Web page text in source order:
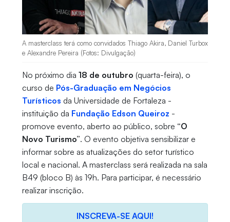
A masterclass terá como convidados Thiago Akira, Daniel Turbox
e Alexandre Pereira (Fotos: Divulgação)
No próximo dia 18 de outubro (quarta-feira), o
curso de Pós-Graduação em Negócios
Turísticos da Universidade de Fortaleza -
instituição da Fundação Edson Queiroz -
promove evento, aberto ao público, sobre “O
Novo Turismo”. O evento objetiva sensibilizar e
informar sobre as atualizações do setor turístico
local e nacional. A masterclass será realizada na sala
B49 (bloco B) às 19h. Para participar, é necessário
realizar inscrição.
INSCREVA-SE AQUI!